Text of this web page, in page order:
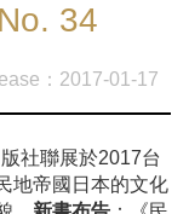
34
2017-01-17
社聯展於2017台
地帝國日本的文化